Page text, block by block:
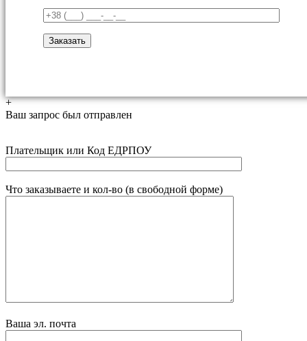
+
Ваш запрос был отправлен
Плательщик или Код ЕДРПОУ
Что заказываете и кол-во (в свободной форме)
Ваша эл. почта